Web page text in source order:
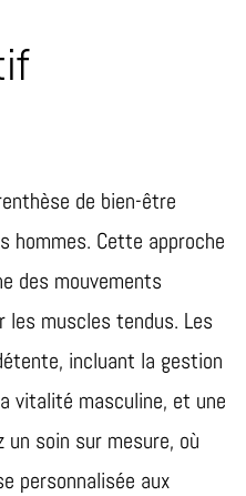
de bien-être
hommes. Cette approche
des mouvements
les muscles tendus. Les
incluant la gestion
vitalité masculine, et une
un soin sur mesure, où
personnalisée aux